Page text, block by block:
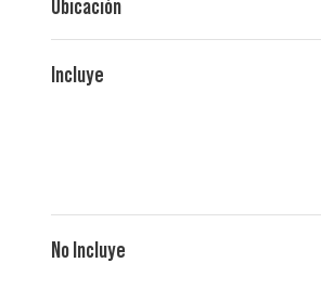
Ubicación
Incluye
No Incluye